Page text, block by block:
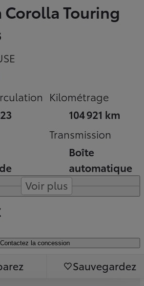
Corolla Touring
Kilométrage
104 921 km
Transmission
Boîte
automatique
Voir plus
Contactez la concession
Sauvegardez